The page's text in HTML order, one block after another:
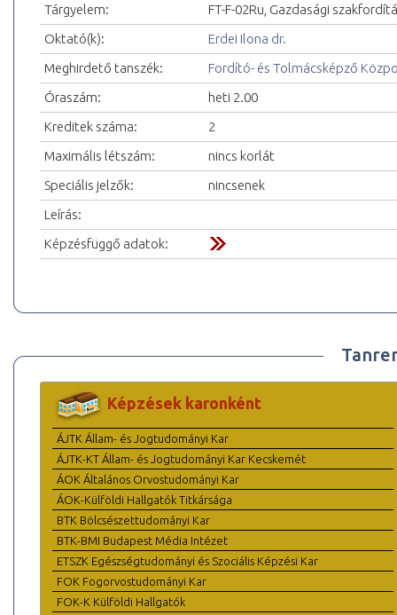
Tárgyelem:
FT-F-02Ru, Gazdasági
Oktató(k):
Erdei Ilona dr.
Meghirdető tanszék:
Fordító- és Tolmácsképző
Óraszám:
heti 2.00
Kreditek száma:
2
Maximális létszám:
nincs korlát
Speciális jelzők:
nincsenek
Leírás:
Képzésfüggő adatok:
Képzések karonként
ÁJTK Állam- és Jogtudományi Kar
ÁJTK-KT Állam- és Jogtudományi Kar Kecskemét
ÁOK Általános Orvostudományi Kar
ÁOK-Külföldi Hallgatók Titkársága
BTK Bölcsészettudományi Kar
BTK-BMI Budapest Média Intézet
ETSZK Egészségtudományi és Szociális Képzési Kar
FOK Fogorvostudományi Kar
FOK-K Külföldi Hallgatók